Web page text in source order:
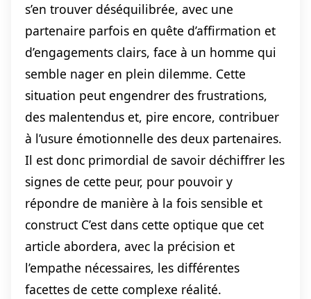
s’en trouver déséquilibrée, avec une
partenaire parfois en quête d’affirmation et
d’engagements clairs, face à un homme qui
semble nager en plein dilemme. Cette
situation peut engendrer des frustrations,
des malentendus et, pire encore, contribuer
à l’usure émotionnelle des deux partenaires.
Il est donc primordial de savoir déchiffrer les
signes de cette peur, pour pouvoir y
répondre de manière à la fois sensible et
construct C’est dans cette optique que cet
article abordera, avec la précision et
l’empathe nécessaires, les différentes
facettes de cette complexe réalité.